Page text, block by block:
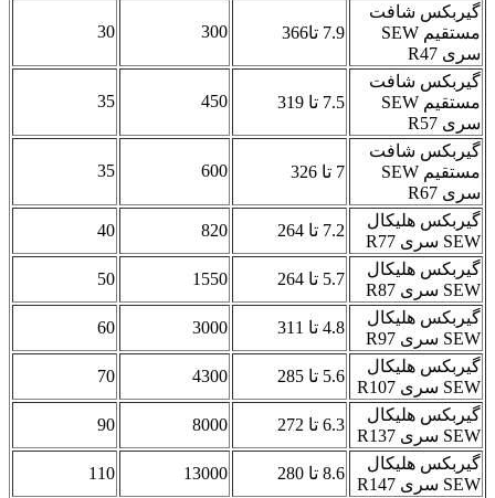
گیربکس شافت
مستقیم SEW
سری R47
7.9 تا366 300
30
گیربکس شافت
مستقیم SEW
سری R57
7.5 تا 319 450
35
گیربکس شافت
مستقیم SEW
سری R67
7 تا 326 600
35
گیربکس هلیکال
SEW سری R77
7.2 تا 264 820
40
گیربکس هلیکال
SEW سری R87
5.7 تا 264 1550
50
گیربکس هلیکال
SEW سری R97
4.8 تا 311 3000
60
گیربکس هلیکال
SEW سری R107
5.6 تا 285 4300
70
گیربکس هلیکال
SEW سری R137
6.3 تا 272 8000
90
گیربکس هلیکال
SEW سری R147
8.6 تا 280 13000
110